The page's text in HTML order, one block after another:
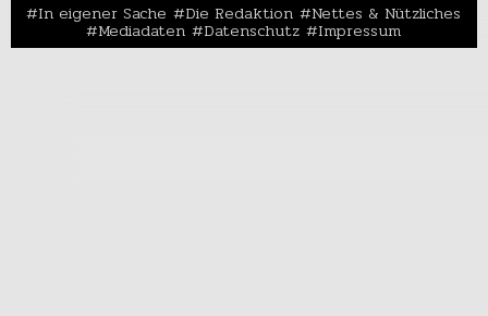
In eigener Sache Die Redaktion Nettes & Nützliches
Mediadaten Datenschutz Impressum